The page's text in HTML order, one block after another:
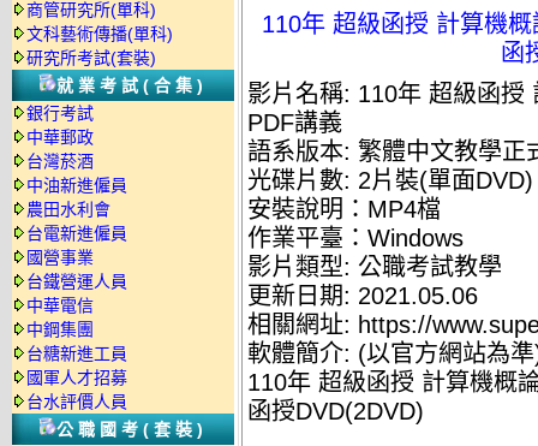
商管研究所(單科)
文科藝術傳播(單科)
研究所考試(套裝)
就業考試(合集)
銀行考試
中華郵政
台灣菸酒
中油新進僱員
農田水利會
台電新進僱員
國營事業
台鐵營運人員
中華電信
中鋼集團
台糖新進工員
國軍人才招募
台水評價人員
公職國考(套裝)
110年 超級函授 計算機
函
影片名稱: 110年 超級函授
PDF講義
語系版本: 繁體中文教學正
光碟片數: 2片裝(單面DVD)
安裝說明：MP4檔
作業平臺：Windows
影片類型: 公職考試教學
更新日期: 2021.05.06
相關網址: https://
軟體簡介: (以官方網站為
110年 超級函授 計算機概
函授DVD(2DVD)